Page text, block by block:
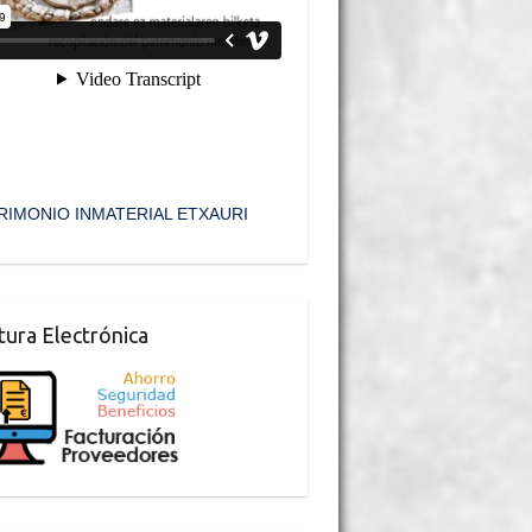
INMATERIAL ETXAURI
Electrónica